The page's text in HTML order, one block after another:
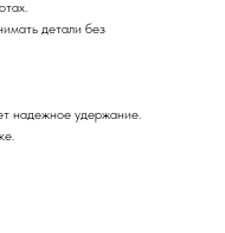
детали без
надежное удержание.